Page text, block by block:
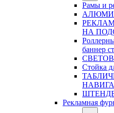
Рамы и
НА
баннер
Стойка
Рекламная